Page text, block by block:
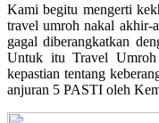
Kami begitu mengerti
travel umroh nakal akhir-
gagal diberangkatkan
Untuk itu Travel
kepastian tentang
anjuran 5 PASTI oleh